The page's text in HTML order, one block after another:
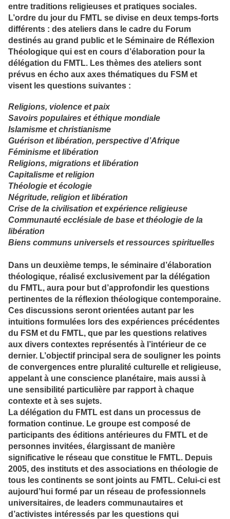
entre traditions religieuses et pratiques sociales.
L’ordre du jour du FMTL se divise en deux temps-forts
différents : des ateliers dans le cadre du Forum
destinés au grand public et le Séminaire de Réflexion
Théologique qui est en cours d’élaboration pour la
délégation du FMTL. Les thèmes des ateliers sont
prévus en écho aux axes thématiques du FSM et
visent les questions suivantes :
Religions, violence et paix
Savoirs populaires et éthique mondiale
Islamisme et christianisme
Guérison et libération, perspective d’Afrique
Féminisme et libération
Religions, migrations et libération
Capitalisme et religion
Théologie et écologie
Négritude, religion et libération
Crise de la civilisation et expérience religieuse
Communauté ecclésiale de base et théologie de la
libération
Biens communs universels et ressources spirituelles
Dans un deuxième temps, le séminaire d’élaboration
théologique, réalisé exclusivement par la délégation
du FMTL, aura pour but d’approfondir les questions
pertinentes de la réflexion théologique contemporaine.
Ces discussions seront orientées autant par les
intuitions formulées lors des expériences précédentes
du FSM et du FMTL, que par les questions relatives
aux divers contextes représentés à l’intérieur de ce
dernier. L’objectif principal sera de souligner les points
de convergences entre pluralité culturelle et religieuse,
appelant à une conscience planétaire, mais aussi à
une sensibilité particulière par rapport à chaque
contexte et à ses sujets.
La délégation du FMTL est dans un processus de
formation continue. Le groupe est composé de
participants des éditions antérieures du FMTL et de
personnes invitées, élargissant de manière
significative le réseau que constitue le FMTL. Depuis
2005, des instituts et des associations en théologie de
tous les continents se sont joints au FMTL. Celui-ci est
aujourd’hui formé par un réseau de professionnels
universitaires, de leaders communautaires et
d’activistes intéressés par les questions qui